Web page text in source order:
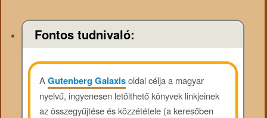
Fontos tudnivaló:
AGutenberg Galaxisoldal célja a magyar
nyelvű, ingyenesen letölthető könyvek linkjeinek
az összegyűjtése és közzététele (a keresőben